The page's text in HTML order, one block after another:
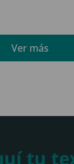
Ver más
tu